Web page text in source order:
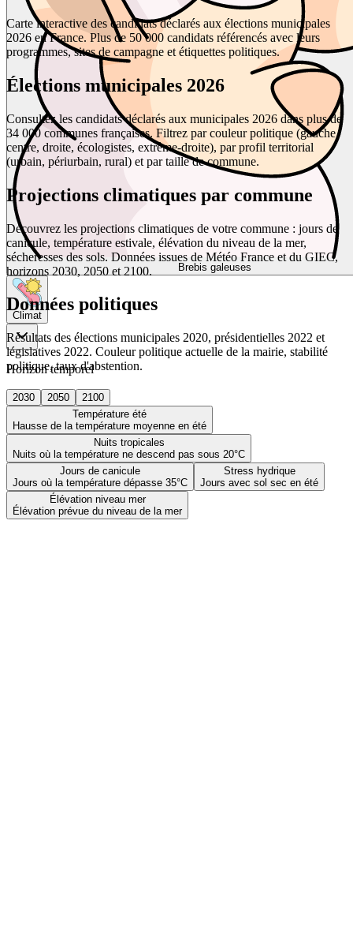
Brebis galeuses
Climat
Horizon temporel
2030 2050
2100
Température été
Hausse de la température moyenne en été
Nuits tropicales
Nuits où la température ne descend pas sous 20°C
Jours de canicule
Jours où la température dépasse 35°C
Stress hydrique
Jours avec sol sec en été
Élévation niveau mer
Élévation prévue du niveau de la mer
Carte interactive des candidats déclarés aux élections municipales
2026 en France. Plus de 50 000 candidats référencés avec leurs
programmes, sites de campagne et étiquettes politiques.
Élections municipales 2026
Consultez les candidats déclarés aux municipales 2026 dans plus de
34 000 communes françaises. Filtrez par couleur politique (gauche,
centre, droite, écologistes, extrême-droite), par profil territorial
(urbain, périurbain, rural) et par taille de commune.
Projections climatiques par commune
Découvrez les projections climatiques de votre commune : jours de
canicule, température estivale, élévation du niveau de la mer,
sécheresses des sols. Données issues de Météo France et du GIEC,
horizons 2030, 2050 et 2100.
Données politiques
Résultats des élections municipales 2020, présidentielles 2022 et
législatives 2022. Couleur politique actuelle de la mairie, stabilité
politique, taux d'abstention.